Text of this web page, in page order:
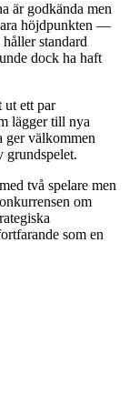
är godkända men
höjdpunkten —
standard
dock ha haft
ut ett par
lägger till nya
ger välkommen
grundspelet.
två spelare men
om
som en